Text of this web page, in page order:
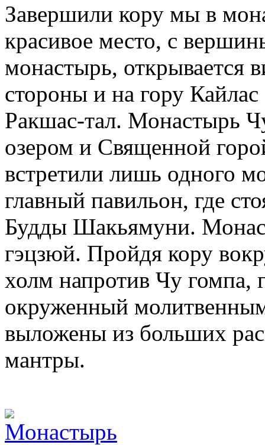
Завершили кору мы в
красивое место, с
монастырь, открывается
стороны и на гору Кайлас
Ракшас-тал. Монастырь
озером и Священной
встретили лишь одного
главный павильон, где
Будды Шакьямуни.
гэцзюй. Пройдя кору
холм напротив Чу гомпа,
окруженный
выложены из больших
мантры.